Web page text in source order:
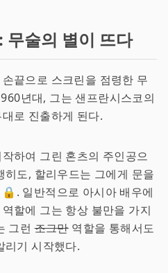
무술의 별이 뜨다
끝으로 스크린을 점령한 무
년대, 그는 샌프란시스코의
로 진출하게 된다.
하여 그린 혼츠의 주인공으
도, 할리우드는 그에게 문을
일반적으로 아시아 배우에
할에 그는 항상 불만을 가지
그런조그만역할을 통해서도
리기 시작했다.